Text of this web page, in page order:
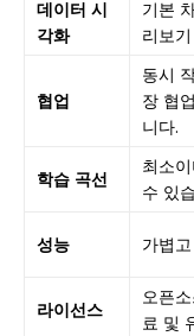
데이터 시
각화
기본
리보기
협업
동시
장 협
니다.
학습 곡선
최소
수 있
성능 가볍
라이선스
오픈
료 및